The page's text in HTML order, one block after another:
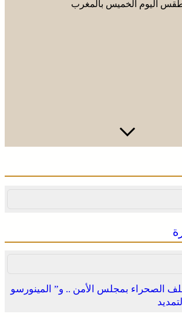
اليوم الخميس بالمغرب
الصحراء بمجلس الأمن .. و” المينورسو